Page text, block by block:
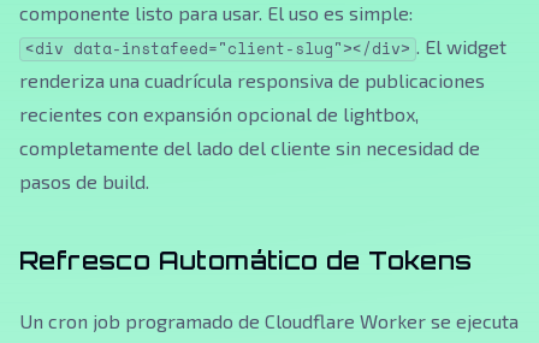
componente listo para usar. El uso es simple:
<div data-instafeed="client-slug"></div> . El widget
renderiza una cuadrícula responsiva de publicaciones
recientes con expansión opcional de lightbox,
completamente del lado del cliente sin necesidad de
pasos de build.
Refresco Automático de Tokens
Un cron job programado de Cloudflare Worker se ejecuta